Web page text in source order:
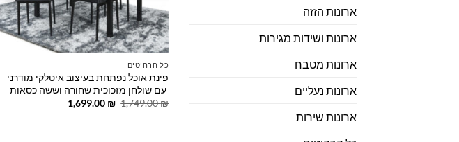
ארונות הזזה
ארונות ושידות מגירות
ארונות מטבח
ארונות נעליים
ארונות שירות
כל הרהיטים
פינת אוכל נפתחת בעיצוב איטלקי מודרני
עם שולחן מזכוכית שחורה וששה כסאות
1,749.00₪
המחיר
1,699.00 ₪